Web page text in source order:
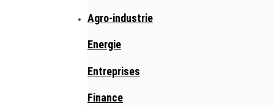
Agro-industrie
Energie
Entreprises
Finance